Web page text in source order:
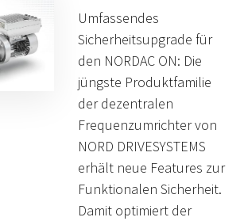
Umfassendes
Sicherheitsupgrade für
den NORDAC ON: Die
jüngste Produktfamilie
der dezentralen
Frequenzumrichter von
NORD DRIVESYSTEMS
erhält neue Features zur
Funktionalen Sicherheit.
Damit optimiert der